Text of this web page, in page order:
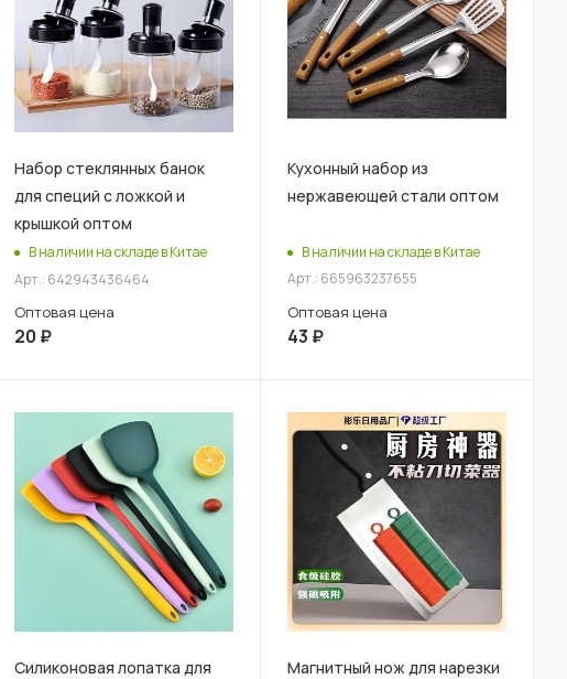
Набор стеклянных банок
для специй с ложкой и
крышкой оптом
В наличии на складе в Китае
Арт.: 642943436464
Оптовая цена
20 ₽
Кухонный набор из
нержавеющей стали оптом
В наличии на складе в Китае
Арт.: 665963237655
Оптовая цена
43 ₽
Силиконовая лопатка для
Магнитный нож для нарезки